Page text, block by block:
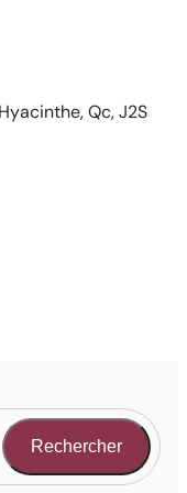
Qc, J2S
Rechercher